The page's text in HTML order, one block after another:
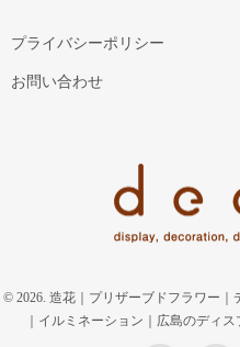
プライバシーポリシー
お問い合わせ
© 2026. 造花｜プリザーブドフラワー｜
｜イルミネーション｜広島のディ